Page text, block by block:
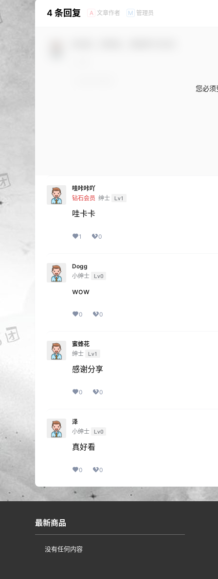
4 条回复 A 文章作者 M 管理员
您必须
哇咔咔吖
钻石会员 绅士 Lv1
哇卡卡
1 0
Dogg
小绅士 Lv0
wow
0 0
蜜蜂花
绅士 Lv1
感谢分享
0 0
泽
小绅士 Lv0
真好看
0 0
最新商品
没有任何内容